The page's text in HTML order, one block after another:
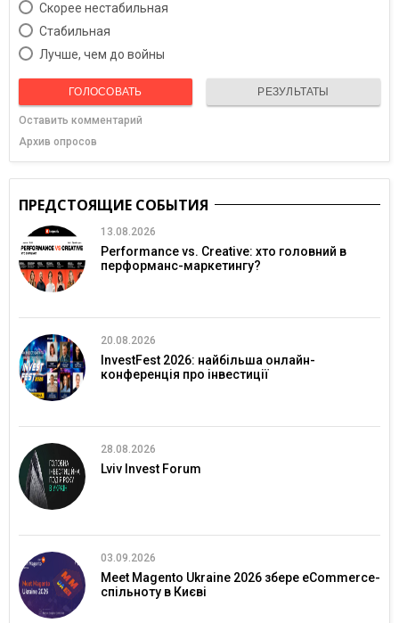
Скорее нестабильная
Cтабильная
Лучше, чем до войны
ГОЛОСОВАТЬ РЕЗУЛЬТАТЫ
Оставить комментарий
Архив опросов
ПРЕДСТОЯЩИЕ СОБЫТИЯ
13.08.2026
Performance vs. Creative: хто головний в
перформанс-маркетингу?
20.08.2026
InvestFest 2026: найбільша онлайн-
конференція про інвестиції
28.08.2026
Lviv Invest Forum
03.09.2026
Meet Magento Ukraine 2026 збере eCommerce-
спільноту в Києві